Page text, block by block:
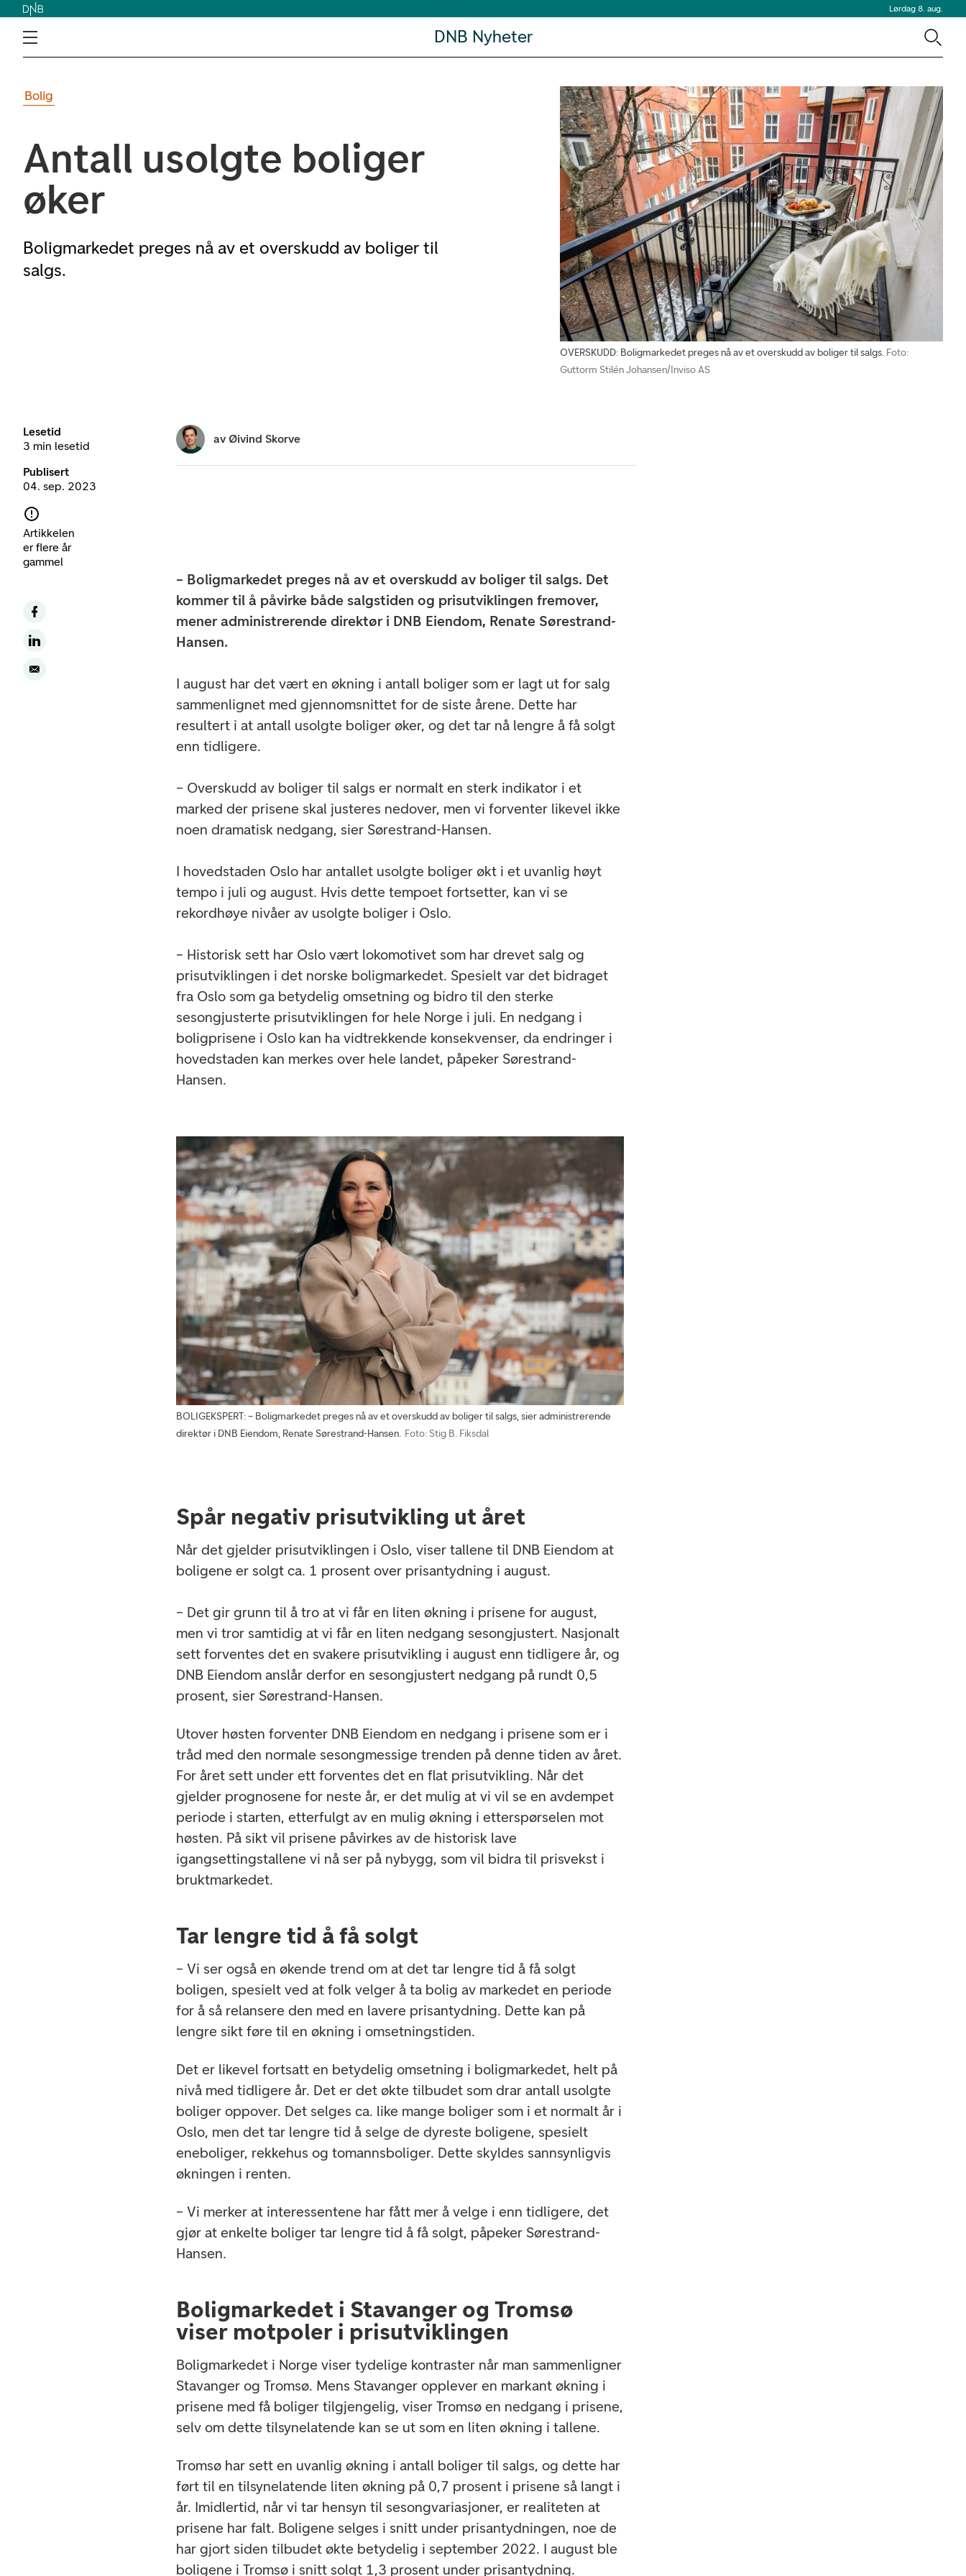
Lørdag 8. aug.
DNB Nyheter
Bolig
Antall usolgte boliger
øker
Boligmarkedet preges nå av et overskudd av boliger til
salgs.
OVERSKUDD: Boligmarkedet preges nå av et overskudd av boliger til salgs. Foto:
Guttorm Stilén Johansen/Inviso AS
Lesetid
3 min lesetid
Publisert
04. sep. 2023
Artikkelen
er flere år
gammel
av Øivind Skorve
– Boligmarkedet preges nå av et overskudd av boliger til salgs. Det
kommer til å påvirke både salgstiden og prisutviklingen fremover,
mener administrerende direktør i DNB Eiendom, Renate Sørestrand-
Hansen.
I august har det vært en økning i antall boliger som er lagt ut for salg
sammenlignet med gjennomsnittet for de siste årene. Dette har
resultert i at antall usolgte boliger øker, og det tar nå lengre å få solgt
enn tidligere.
– Overskudd av boliger til salgs er normalt en sterk indikator i et
marked der prisene skal justeres nedover, men vi forventer likevel ikke
noen dramatisk nedgang, sier Sørestrand-Hansen.
I hovedstaden Oslo har antallet usolgte boliger økt i et uvanlig høyt
tempo i juli og august. Hvis dette tempoet fortsetter, kan vi se
rekordhøye nivåer av usolgte boliger i Oslo.
– Historisk sett har Oslo vært lokomotivet som har drevet salg og
prisutviklingen i det norske boligmarkedet. Spesielt var det bidraget
fra Oslo som ga betydelig omsetning og bidro til den sterke
sesongjusterte prisutviklingen for hele Norge i juli. En nedgang i
boligprisene i Oslo kan ha vidtrekkende konsekvenser, da endringer i
hovedstaden kan merkes over hele landet, påpeker Sørestrand-
Hansen.
BOLIGEKSPERT: – Boligmarkedet preges nå av et overskudd av boliger til salgs, sier administrerende
direktør i DNB Eiendom, Renate Sørestrand-Hansen. Foto: Stig B. Fiksdal
Spår negativ prisutvikling ut året
Når det gjelder prisutviklingen i Oslo, viser tallene til DNB Eiendom at
boligene er solgt ca. 1 prosent over prisantydning i august.
– Det gir grunn til å tro at vi får en liten økning i prisene for august,
men vi tror samtidig at vi får en liten nedgang sesongjustert. Nasjonalt
sett forventes det en svakere prisutvikling i august enn tidligere år, og
DNB Eiendom anslår derfor en sesongjustert nedgang på rundt 0,5
prosent, sier Sørestrand-Hansen.
Utover høsten forventer DNB Eiendom en nedgang i prisene som er i
tråd med den normale sesongmessige trenden på denne tiden av året.
For året sett under ett forventes det en flat prisutvikling. Når det
gjelder prognosene for neste år, er det mulig at vi vil se en avdempet
periode i starten, etterfulgt av en mulig økning i etterspørselen mot
høsten. På sikt vil prisene påvirkes av de historisk lave
igangsettingstallene vi nå ser på nybygg, som vil bidra til prisvekst i
bruktmarkedet.
Tar lengre tid å få solgt
– Vi ser også en økende trend om at det tar lengre tid å få solgt
boligen, spesielt ved at folk velger å ta bolig av markedet en periode
for å så relansere den med en lavere prisantydning. Dette kan på
lengre sikt føre til en økning i omsetningstiden.
Det er likevel fortsatt en betydelig omsetning i boligmarkedet, helt på
nivå med tidligere år. Det er det økte tilbudet som drar antall usolgte
boliger oppover. Det selges ca. like mange boliger som i et normalt år i
Oslo, men det tar lengre tid å selge de dyreste boligene, spesielt
eneboliger, rekkehus og tomannsboliger. Dette skyldes sannsynligvis
økningen i renten.
– Vi merker at interessentene har fått mer å velge i enn tidligere, det
gjør at enkelte boliger tar lengre tid å få solgt, påpeker Sørestrand-
Hansen.
Boligmarkedet i Stavanger og Tromsø
viser motpoler i prisutviklingen
Boligmarkedet i Norge viser tydelige kontraster når man sammenligner
Stavanger og Tromsø. Mens Stavanger opplever en markant økning i
prisene med få boliger tilgjengelig, viser Tromsø en nedgang i prisene,
selv om dette tilsynelatende kan se ut som en liten økning i tallene.
Tromsø har sett en uvanlig økning i antall boliger til salgs, og dette har
ført til en tilsynelatende liten økning på 0,7 prosent i prisene så langt i
år. Imidlertid, når vi tar hensyn til sesongvariasjoner, er realiteten at
prisene har falt. Boligene selges i snitt under prisantydningen, noe de
har gjort siden tilbudet økte betydelig i september 2022. I august ble
boligene i Tromsø i snitt solgt 1,3 prosent under prisantydning.